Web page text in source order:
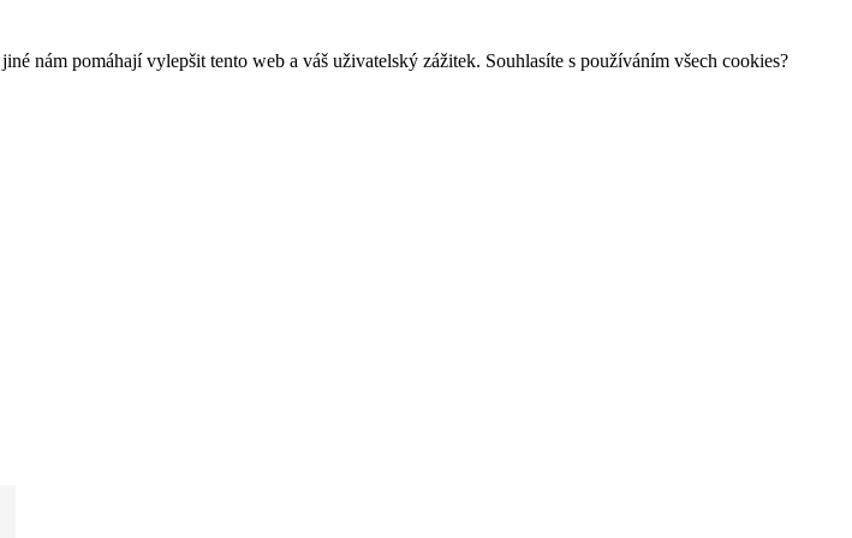
nám pomáhají vylepšit tento web a váš uživatelský zážitek. Souhlasíte s používáním všech cookies?